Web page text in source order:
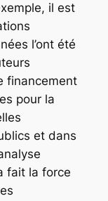
il est
l’ont été
financement
pour la
et dans
fait la force